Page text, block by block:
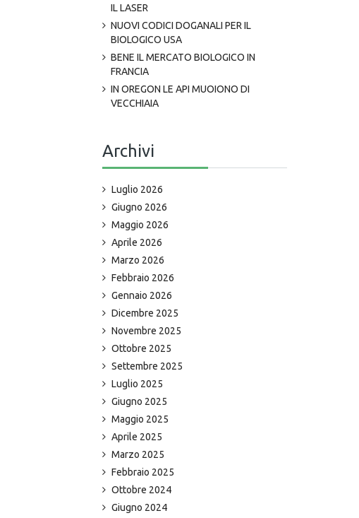
IL LASER
NUOVI CODICI DOGANALI PER IL
BIOLOGICO USA
BENE IL MERCATO BIOLOGICO IN
FRANCIA
IN OREGON LE API MUOIONO DI
VECCHIAIA
Archivi
Luglio 2026
Giugno 2026
Maggio 2026
Aprile 2026
Marzo 2026
Febbraio 2026
Gennaio 2026
Dicembre 2025
Novembre 2025
Ottobre 2025
Settembre 2025
Luglio 2025
Giugno 2025
Maggio 2025
Aprile 2025
Marzo 2025
Febbraio 2025
Ottobre 2024
Giugno 2024